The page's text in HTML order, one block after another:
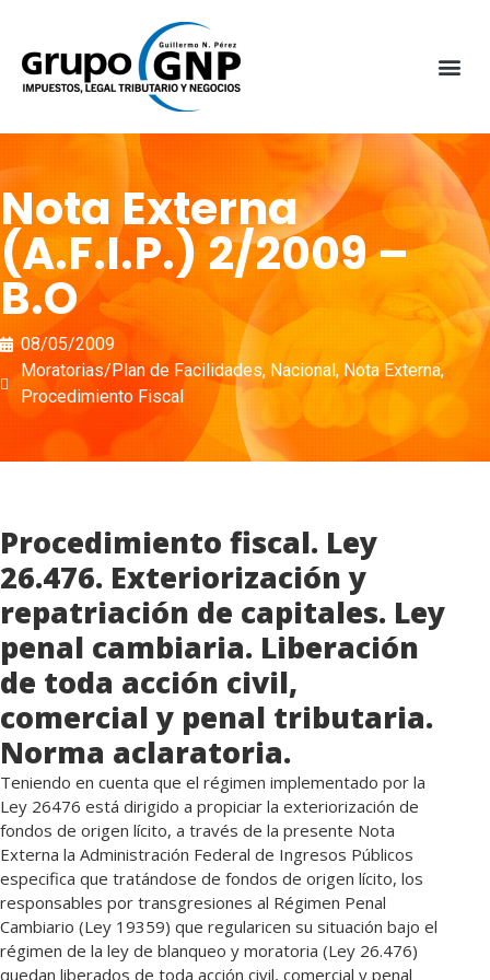
Nota Externa
(A.F.I.P.) 2/2009 –
B.O
08/05/2009
Moratorias/Plan de Facilidades, Nacional, Nota Externa,
Procedimiento Fiscal
Procedimiento fiscal. Ley
26.476. Exteriorización y
repatriación de capitales. Ley
penal cambiaria. Liberación
de toda acción civil,
comercial y penal tributaria.
Norma aclaratoria.
Teniendo en cuenta que el régimen implementado por la
Ley 26476 está dirigido a propiciar la exteriorización de
fondos de origen lícito, a través de la presente Nota
Externa la Administración Federal de Ingresos Públicos
especifica que tratándose de fondos de origen lícito, los
responsables por transgresiones al Régimen Penal
Cambiario (Ley 19359) que regularicen su situación bajo el
régimen de la ley de blanqueo y moratoria (Ley 26.476)
quedan liberados de toda acción civil, comercial y penal